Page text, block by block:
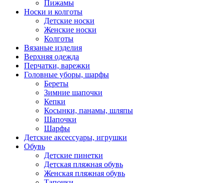
Пижамы
Носки и колготы
Детские носки
Женские носки
Колготы
Вязаные изделия
Верхняя одежда
Перчатки, варежки
Головные уборы, шарфы
Береты
Зимние шапочки
Кепки
Косынки, панамы, шляпы
Шапочки
Шарфы
Детские аксессуары, игрушки
Обувь
Детские пинетки
Детская пляжная обувь
Женская пляжная обувь